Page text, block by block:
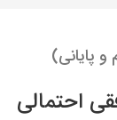
پایانی)
احتمالی